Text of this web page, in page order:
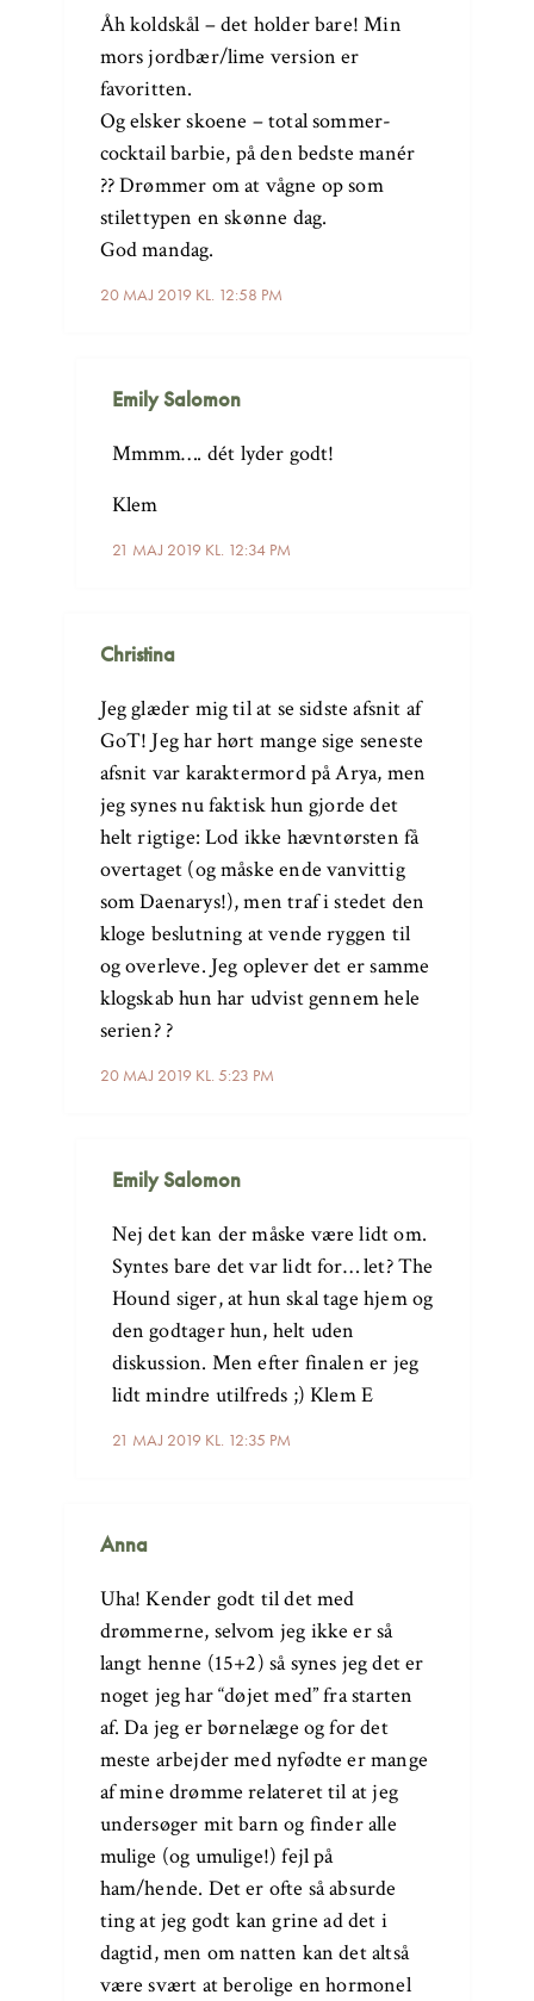
20 MAJ 2019 KL. 12:58 PM
Åh koldskål – det holder bare! Min
mors jordbær/lime version er
favoritten.
Og elsker skoene – total sommer-
cocktail barbie, på den bedste manér
?? Drømmer om at vågne op som
stilettypen en skønne dag.
God mandag.
Emily Salomon
21 MAJ 2019 KL. 12:34 PM
Mmmm…. dét lyder godt!
Klem
Christina
20 MAJ 2019 KL. 5:23 PM
Jeg glæder mig til at se sidste afsnit af
GoT! Jeg har hørt mange sige seneste
afsnit var karaktermord på Arya, men
jeg synes nu faktisk hun gjorde det
helt rigtige: Lod ikke hævntørsten få
overtaget (og måske ende vanvittig
som Daenarys!), men traf i stedet den
kloge beslutning at vende ryggen til
og overleve. Jeg oplever det er samme
klogskab hun har udvist gennem hele
serien? ?
Emily Salomon
21 MAJ 2019 KL. 12:35 PM
Nej det kan der måske være lidt om.
Syntes bare det var lidt for… let? The
Hound siger, at hun skal tage hjem og
den godtager hun, helt uden
diskussion. Men efter finalen er jeg
lidt mindre utilfreds ;) Klem E
Anna
Uha! Kender godt til det med
drømmerne, selvom jeg ikke er så
langt henne (15+2) så synes jeg det er
noget jeg har “døjet med” fra starten
af. Da jeg er børnelæge og for det
meste arbejder med nyfødte er mange
af mine drømme relateret til at jeg
undersøger mit barn og finder alle
mulige (og umulige!) fejl på
ham/hende. Det er ofte så absurde
ting at jeg godt kan grine ad det i
dagtid, men om natten kan det altså
være svært at berolige en hormonel